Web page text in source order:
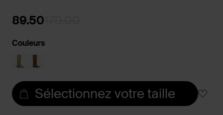
89.50
Couleurs
Sélectionnez votre taille